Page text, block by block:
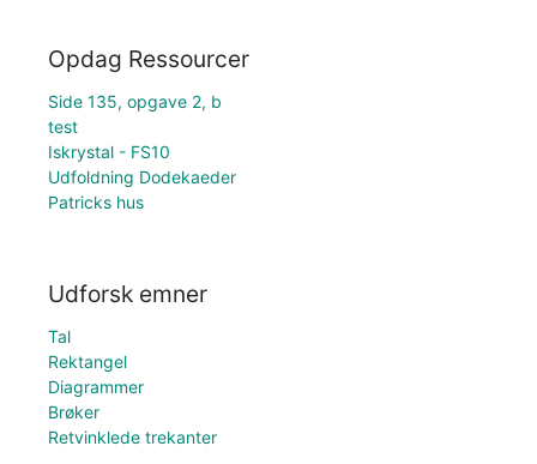
Opdag Ressourcer
Side 135, opgave 2, b
test
Iskrystal - FS10
Udfoldning Dodekaeder
Patricks hus
Udforsk emner
Tal
Rektangel
Diagrammer
Brøker
Retvinklede trekanter